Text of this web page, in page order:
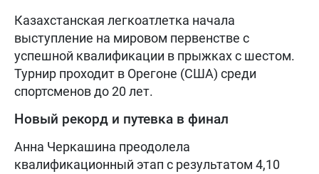
Казахстанская легкоатлетка начала
выступление на мировом первенстве с
успешной квалификации в прыжках с шестом.
Турнир проходит в Орегоне (США) среди
спортсменов до 20 лет.
Новый рекорд и путевка в финал
Анна Черкашина преодолела
квалификационный этап с результатом 4,10